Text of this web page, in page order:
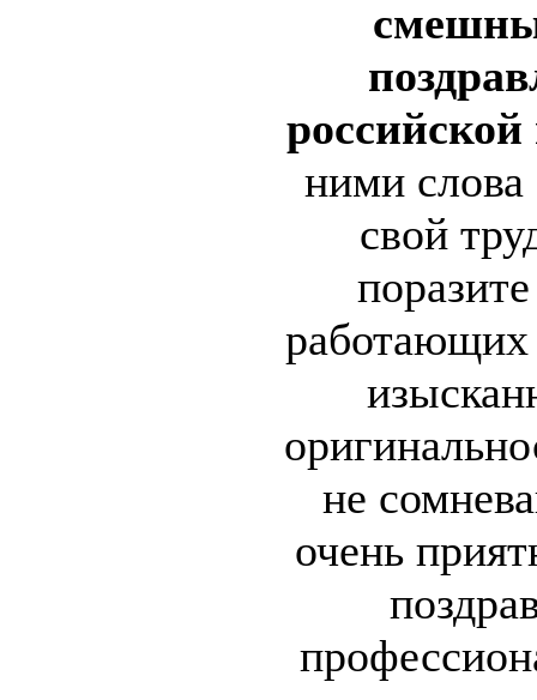
ними слова
свой
работающих
не
очень